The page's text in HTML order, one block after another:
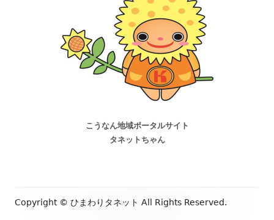
こうなん地域ポータルサイト
タネットちゃん
Copyright © ひまわりタネット All Rights Reserved.